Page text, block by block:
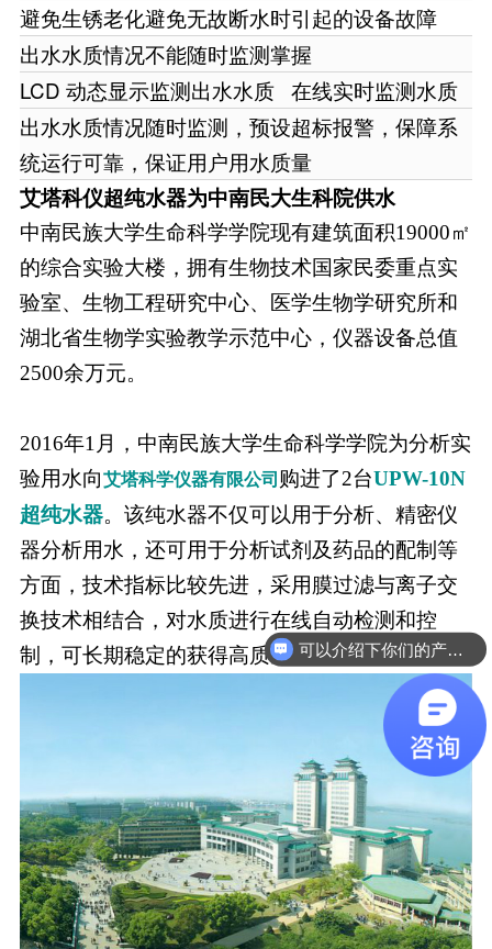
避免生锈老化避免无故断水时引起的设备故障
出水水质情况不能随时监测掌握
LCD 动态显示监测出水水质 在线实时监测水质
出水水质情况随时监测，预设超标报警，保障系
统运行可靠，保证用户用水质量
艾塔科仪超纯水器为中南民大生科院供水
中南民族大学生命科学学院现有建筑面积19000㎡
的综合实验大楼，拥有生物技术国家民委重点实
验室、生物工程研究中心、医学生物学研究所和
湖北省生物学实验教学示范中心，仪器设备总值
2500余万元。
2016年1月，中南民族大学生命科学学院为分析实
验用水向艾塔科学仪器有限公司 购进了2台UPW-10N
超纯水器。该纯水器不仅可以用于分析、精密仪
器分析用水，还可用于分析试剂及药品的配制等
方面，技术指标比较先进，采用膜过滤与离子交
换技术相结合，对水质进行在线自动检测和控
制，可长期稳定的获得高质量的水。
可以介绍下你们的产品么